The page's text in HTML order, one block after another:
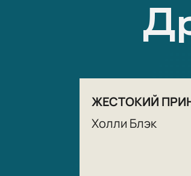
ЖЕСТОКИЙ
Холли Блэк